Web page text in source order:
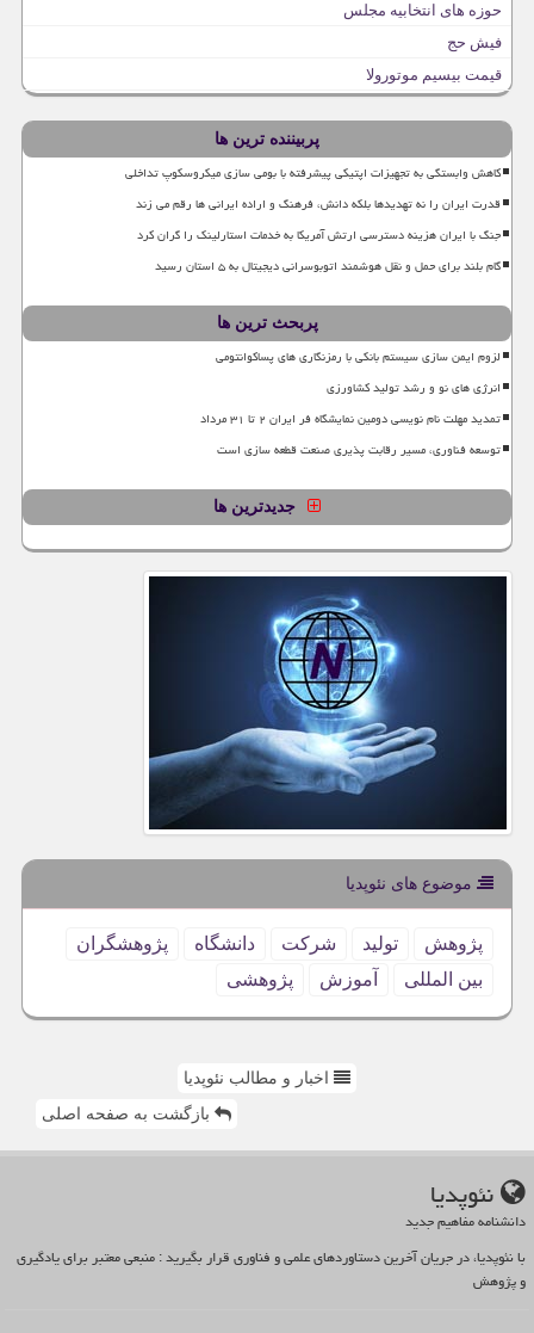
حوزه های انتخابیه مجلس
فیش حج
قیمت بیسیم موتورولا
پربیننده ترین ها
کاهش وابستگی به تجهیزات اپتیکی پیشرفته با بومی سازی میکروسکوپ تداخلی
قدرت ایران را نه تهدیدها بلکه دانش، فرهنگ و اراده ایرانی ها رقم می زند
جنگ با ایران هزینه دسترسی ارتش آمریکا به خدمات استارلینک را گران کرد
گام بلند برای حمل و نقل هوشمند اتوبوسرانی دیجیتال به ۵ استان رسید
پربحث ترین ها
لزوم ایمن سازی سیستم بانکی با رمزنگاری های پساکوانتومی
انرژی های نو و رشد تولید کشاورزی
تمدید مهلت نام نویسی دومین نمایشگاه فر ایران ۲ تا ۳۱ مرداد
توسعه فناوری، مسیر رقابت پذیری صنعت قطعه سازی است
جدیدترین ها
موضوع های نئوپدیا
پژوهش تولید شركت دانشگاه
پژوهشگران
بین المللی
آموزش پژوهشی
اخبار و مطالب نئوپدیا
بازگشت به صفحه اصلی
نئوپدیا
دانشنامه مفاهیم جدید
با نئوپدیا، در جریان آخرین دستاوردهای علمی و فناوری قرار بگیرید : منبعی معتبر برای یادگیری
و پژوهش